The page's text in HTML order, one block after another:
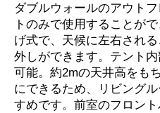
ダブルウォールのアウト
トのみで使用することが
げ式で、天候に左右され
外しができます。テント
可能。約2mの天井高をも
にできるため、リビング
すめです。前室のフロン